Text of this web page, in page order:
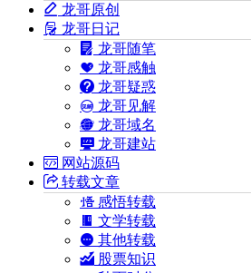
龙哥原创
龙哥日记
龙哥随笔
龙哥感触
龙哥疑惑
龙哥见解
龙哥域名
龙哥建站
网站源码
转载文章
感悟转载
文学转载
其他转载
股票知识